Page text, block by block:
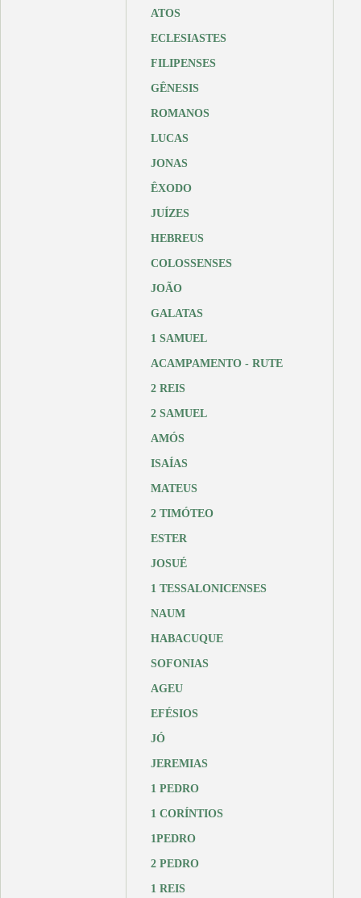
ATOS
ECLESIASTES
FILIPENSES
GÊNESIS
ROMANOS
LUCAS
JONAS
ÊXODO
JUÍZES
HEBREUS
COLOSSENSES
JOÃO
GALATAS
1 SAMUEL
ACAMPAMENTO - RUTE
2 REIS
2 SAMUEL
AMÓS
ISAÍAS
MATEUS
2 TIMÓTEO
ESTER
JOSUÉ
1 TESSALONICENSES
NAUM
HABACUQUE
SOFONIAS
AGEU
EFÉSIOS
JÓ
JEREMIAS
1 PEDRO
1 CORÍNTIOS
1PEDRO
2 PEDRO
1 REIS